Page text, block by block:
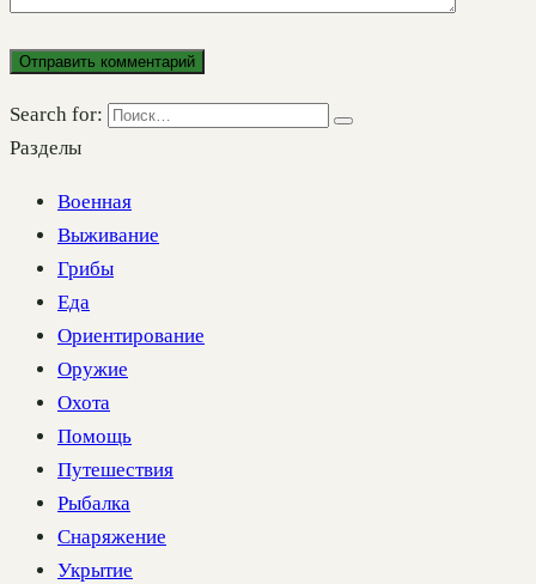
Search for:
Разделы
Военная
Выживание
Грибы
Еда
Ориентирование
Оружие
Охота
Помощь
Путешествия
Рыбалка
Снаряжение
Укрытие